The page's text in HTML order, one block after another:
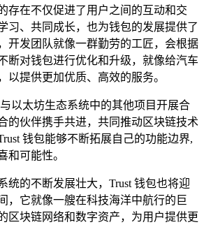
存在不仅促进了用户之间的互动和交
习、共同成长，也为钱包的发展提供了
开发团队就像一群勤劳的工匠，会根据
断对钱包进行优化和升级，就像给汽车
以提供更加优质、高效的服务。
以太坊生态系统中的其他项目开展合
的伙伴携手共进，共同推动区块链技术
钱包能够不断拓展自己的功能边界,
和可能性。
统的不断发展壮大，Trust 钱包也将迎
，它就像一艘在科技海洋中航行的巨
区块链网络和数字资产，为用户提供更